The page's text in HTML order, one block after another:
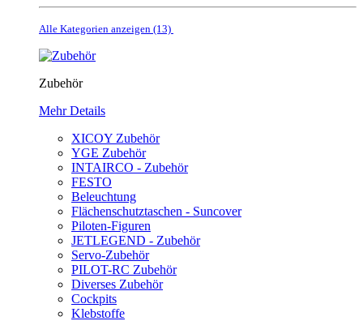
Alle Kategorien anzeigen (13)
Zubehör
Mehr Details
XICOY Zubehör
YGE Zubehör
INTAIRCO - Zubehör
FESTO
Beleuchtung
Flächenschutztaschen - Suncover
Piloten-Figuren
JETLEGEND - Zubehör
Servo-Zubehör
PILOT-RC Zubehör
Diverses Zubehör
Cockpits
Klebstoffe